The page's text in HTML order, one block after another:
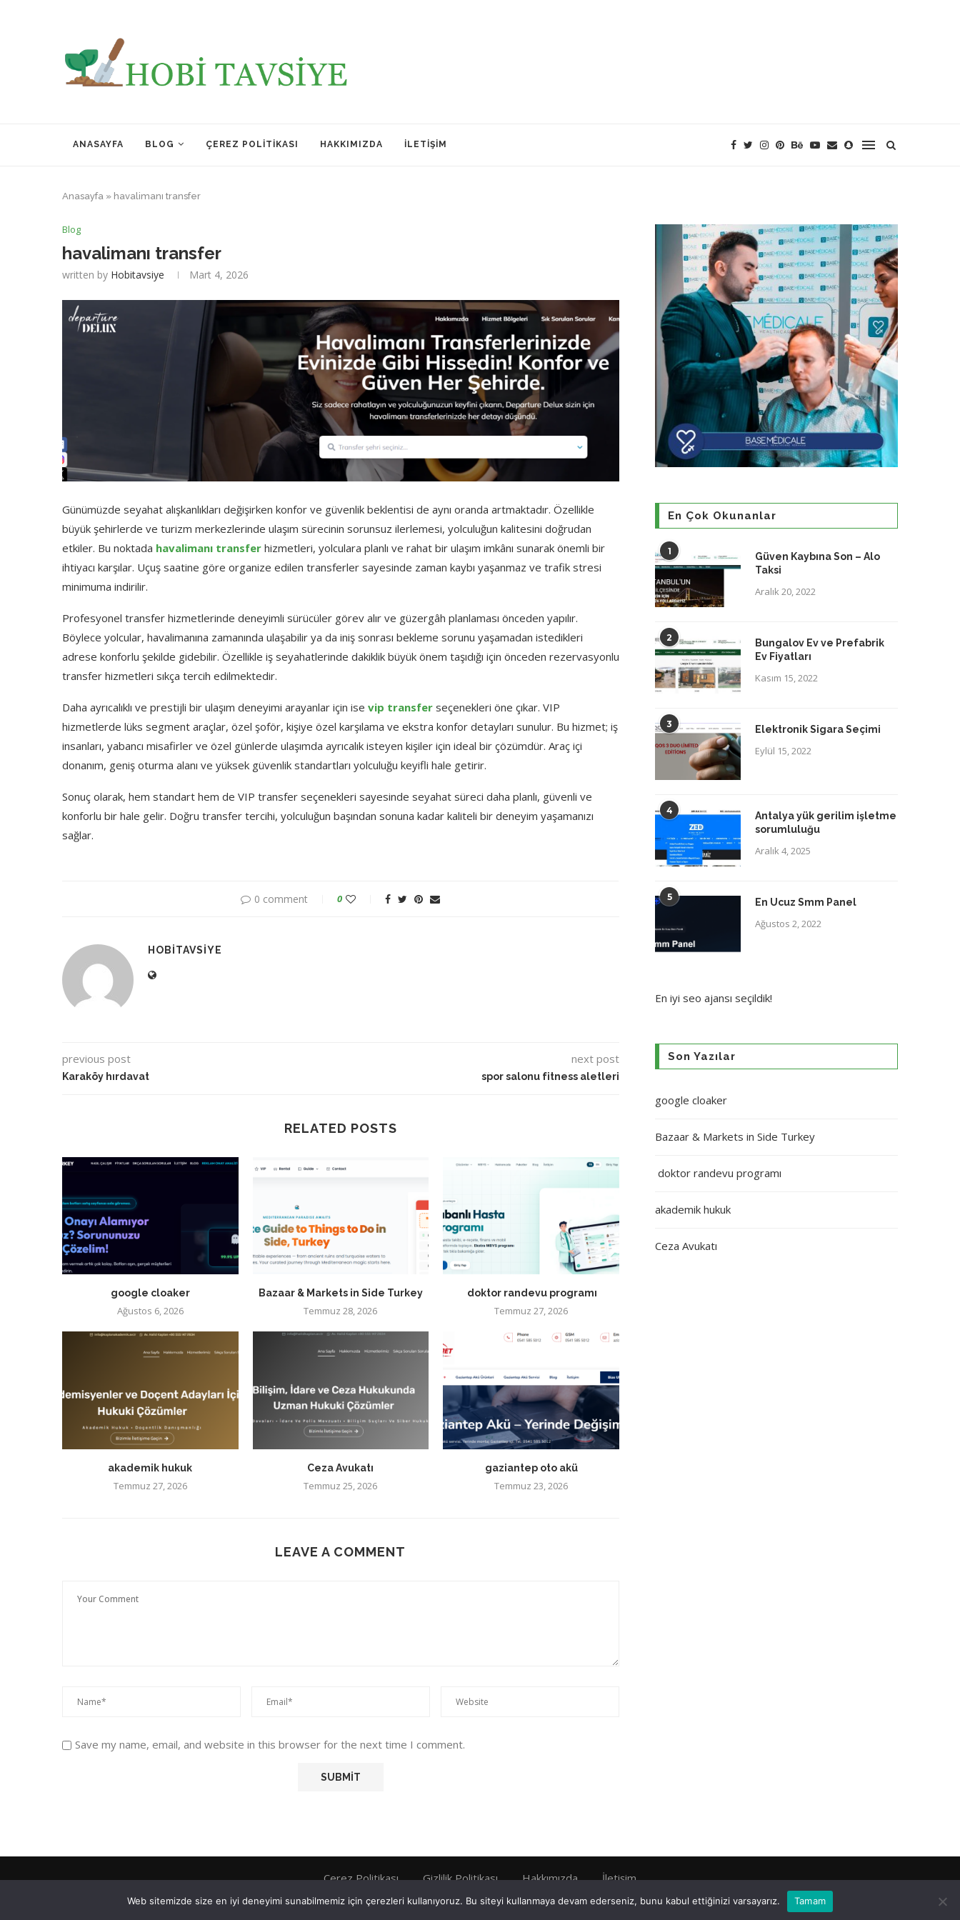
ANASAYFA BLOG ÇEREZ POLITIKASI HAKKIMIZDA İLETIŞIM
Anasayfa » havalimanı transfer
Blog
havalimanı transfer
written by Hobitavsiye Mart 4, 2026
Günümüzde seyahat alışkanlıkları değişirken konfor ve güvenlik beklentisi de aynı oranda artmaktadır. Özellikle
büyük şehirlerde ve turizm merkezlerinde ulaşım sürecinin sorunsuz ilerlemesi, yolculuğun kalitesini doğrudan
etkiler. Bu noktada havalimanı transfer hizmetleri, yolculara planlı ve rahat bir ulaşım imkânı sunarak önemli bir
ihtiyacı karşılar. Uçuş saatine göre organize edilen transferler sayesinde zaman kaybı yaşanmaz ve trafik stresi
minimuma indirilir.
Profesyonel transfer hizmetlerinde deneyimli sürücüler görev alır ve güzergâh planlaması önceden yapılır.
Böylece yolcular, havalimanına zamanında ulaşabilir ya da iniş sonrası bekleme sorunu yaşamadan istedikleri
adrese konforlu şekilde gidebilir. Özellikle iş seyahatlerinde dakiklik büyük önem taşıdığı için önceden rezervasyonlu
transfer hizmetleri sıkça tercih edilmektedir.
Daha ayrıcalıklı ve prestijli bir ulaşım deneyimi arayanlar için ise vip transfer seçenekleri öne çıkar. VIP
hizmetlerde lüks segment araçlar, özel şoför, kişiye özel karşılama ve ekstra konfor detayları sunulur. Bu hizmet; iş
insanları, yabancı misafirler ve özel günlerde ulaşımda ayrıcalık isteyen kişiler için ideal bir çözümdür. Araç içi
donanım, geniş oturma alanı ve yüksek güvenlik standartları yolculuğu keyifli hale getirir.
Sonuç olarak, hem standart hem de VIP transfer seçenekleri sayesinde seyahat süreci daha planlı, güvenli ve
konforlu bir hale gelir. Doğru transfer tercihi, yolculuğun başından sonuna kadar kaliteli bir deneyim yaşamanızı
sağlar.
0 comment 0
HOBITAVSIYE
previous post
Karaköy hırdavat
next post
spor salonu fitness aletleri
RELATED POSTS
google cloaker
Ağustos 6, 2026
Bazaar & Markets in Side Turkey
Temmuz 28, 2026
doktor randevu programı
Temmuz 27, 2026
akademik hukuk
Temmuz 27, 2026
Ceza Avukatı
Temmuz 25, 2026
gaziantep oto akü
Temmuz 23, 2026
LEAVE A COMMENT
Save my name, email, and website in this browser for the next time I comment.
En Çok Okunanlar
1
Güven Kaybına Son – Alo
Taksi
Aralık 20, 2022
2
Bungalov Ev ve Prefabrik
Ev Fiyatları
Kasım 15, 2022
3 Elektronik Sigara Seçimi
Eylül 15, 2022
4
Antalya yük gerilim işletme
sorumluluğu
Aralık 4, 2025
5 En Ucuz Smm Panel
Ağustos 2, 2022
En iyi seo ajansı seçildik!
Son Yazılar
google cloaker
Bazaar & Markets in Side Turkey
doktor randevu programı
akademik hukuk
Ceza Avukatı
Çerez Politikası Gizlilik Politikası Hakkımızda İletişim
Tüm Hakları Saklıdır © 2022
Web sitemizde size en iyi deneyimi sunabilmemiz için çerezleri kullanıyoruz. Bu siteyi kullanmaya devam ederseniz, bunu kabul ettiğinizi varsayarız. Tamam